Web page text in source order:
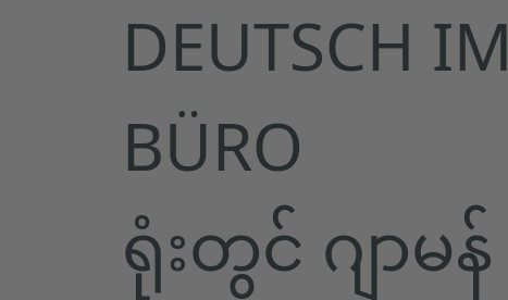
DEUTSCH IM
BÜRO
ရုံးတွင် ဂျာမန်